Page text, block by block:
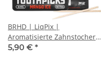
BRHD | LiqPix |
Aromatisierte Zahnstocher |
Mango Ice
5,90 € *